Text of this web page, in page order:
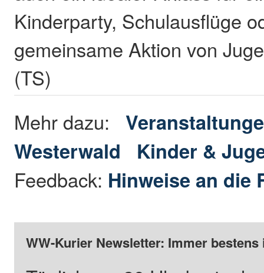
Kinderparty, Schulausflüge
gemeinsame Aktion von
(TS)
Mehr dazu:
Westerwald
Kinder &
Feedback: Hinweise an die
WW-Kurier Newsletter: Immer